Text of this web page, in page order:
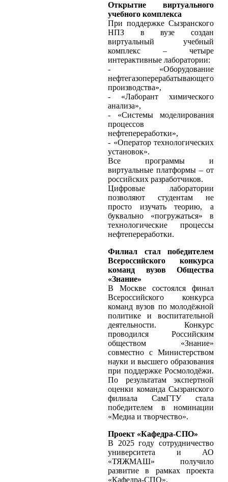
Открытие виртуального
учебного комплекса
При поддержке Сызранского
НПЗ в вузе создан
виртуальный учебный
комплекс – четыре
интерактивные лаборатории:
- «Оборудование
нефтегазоперерабатывающего
производства»,
- «Лаборант химического
анализа»,
- «Системы моделирования
процессов
нефтепереработки»,
- «Оператор технологических
установок».
Все программы и
виртуальные платформы – от
российских разработчиков.
Цифровые лаборатории
позволяют студентам не
просто изучать теорию, а
буквально «погружаться» в
технологические процессы
нефтепереработки.
Филиал стал победителем
Всероссийского конкурса
команд вузов Общества
«Знание»
В Москве состоялся финал
Всероссийского конкурса
команд вузов по молодёжной
политике и воспитательной
деятельности. Конкурс
проводился Российским
обществом «Знание»
совместно с Министерством
науки и высшего образования
при поддержке Росмолодёжи.
По результатам экспертной
оценки команда Сызранского
филиала СамГТУ стала
победителем в номинации
«Медиа и творчество».
Проект «Кафедра-СПО»
В 2025 году сотрудничество
университета и АО
«ТЯЖМАШ» получило
развитие в рамках проекта
«Кафедра-СПО»,